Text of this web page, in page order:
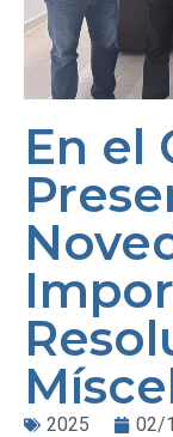
En el
2025 02/